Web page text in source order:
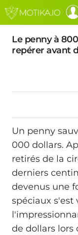
Le penny à
repérer avant
Un penny
000 dollars.
retirés de la
derniers
devenus une
spéciaux s'est
de dollars lors